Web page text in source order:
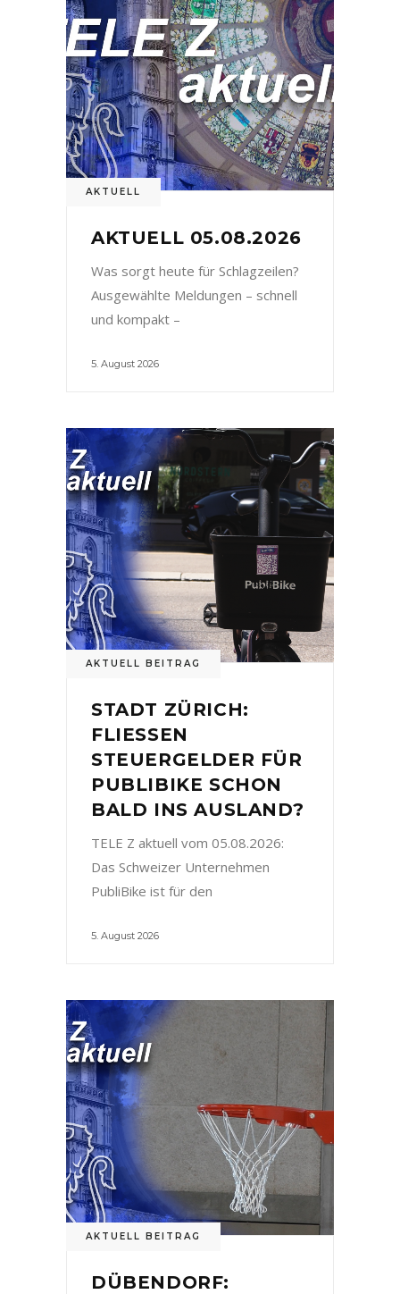
AKTUELL
AKTUELL 05.08.2026
Was sorgt heute für Schlagzeilen?
Ausgewählte Meldungen – schnell
und kompakt –
5. August 2026
AKTUELL BEITRAG
STADT ZÜRICH:
FLIESSEN
STEUERGELDER FÜR
PUBLIBIKE SCHON
BALD INS AUSLAND?
TELE Z aktuell vom 05.08.2026:
Das Schweizer Unternehmen
PubliBike ist für den
5. August 2026
AKTUELL BEITRAG
DÜBENDORF: